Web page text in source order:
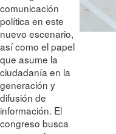
comunicación
política en este
nuevo escenario,
así como el papel
que asume la
ciudadanía en la
generación y
difusión de
información. El
congreso busca